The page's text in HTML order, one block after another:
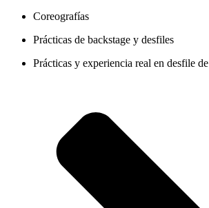
Coreografías
Prácticas de backstage y desfiles
Prácticas y experiencia real en desfile